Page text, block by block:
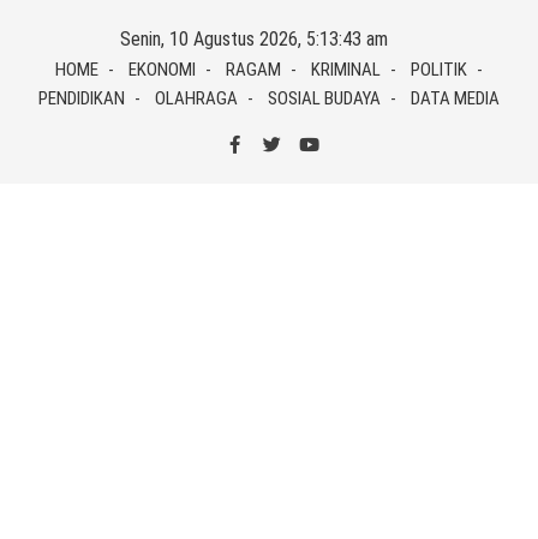
content
Senin, 10 Agustus 2026, 5:13:43 am
HOME EKONOMI RAGAM KRIMINAL
POLITIK
PENDIDIKAN
OLAHRAGA SOSIAL BUDAYA DATA MEDIA